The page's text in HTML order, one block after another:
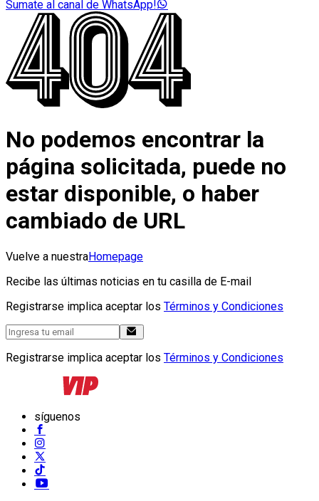
Sumate al canal de WhatsApp!
No podemos encontrar la
página solicitada, puede no
estar disponible, o haber
cambiado de URL
Vuelve a nuestraHomepage
Recibe las últimas noticias en tu casilla de E-mail
Registrarse implica aceptar los Términos y Condiciones
Registrarse implica aceptar los Términos y Condiciones
síguenos